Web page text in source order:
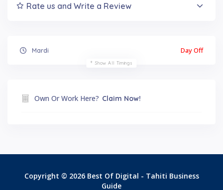
Rate us and Write a Review
Mardi Day Off
Show All Timings
Own Or Work Here? Claim Now!
Copyright © 2026 Best Of Digital - Tahiti Business
Guide